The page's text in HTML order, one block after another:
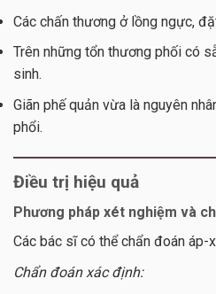
Các chấn thương ở lồng ngực,
Trên những tổn thương phối có
sinh.
Giãn phế quản vừa là nguyên
phổi.
Điều trị hiệu quả
Phương pháp xét nghiệm và
Các bác sĩ có thể chẩn đoán áp-
Chẩn đoán xác định: